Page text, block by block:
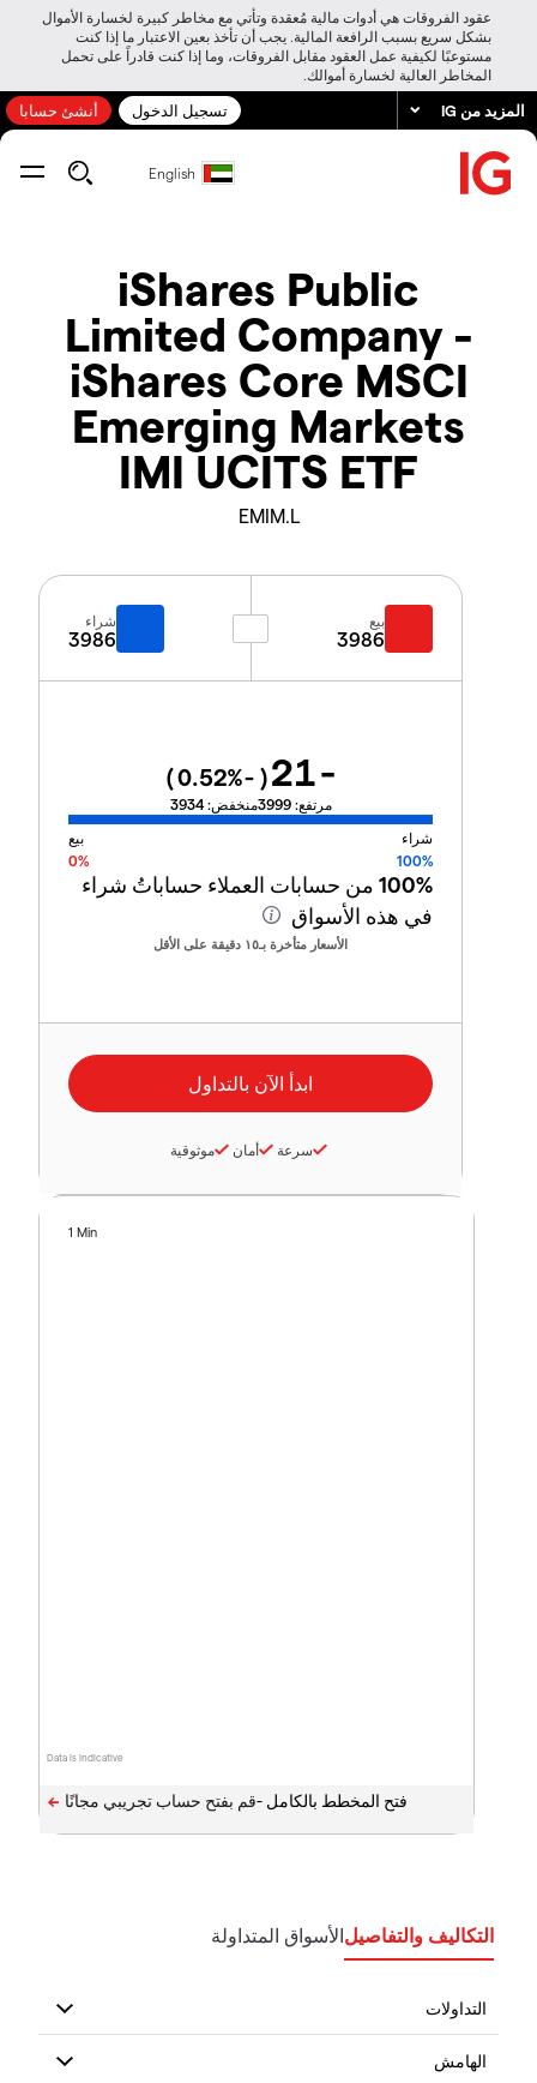
عقود الفروقات هي أدوات مالية مُعقدة وتأتي مع مخاطر كبيرة لخسارة الأموال
بشكل سريع بسبب الرافعة المالية. يجب أن تأخذ بعين الاعتبار ما إذا كنت
مستوعبًا لكيفية عمل العقود مقابل الفروقات، وما إذا كنت قادراً على تحمل
المخاطر العالية لخسارة أموالك.
المزيد من IG تسجيل الدخول أنشئ حسابا
English
iShares Public
Limited Company -
iShares Core MSCI
Emerging Markets
IMI UCITS ETF
EMIM.L
بيع
3986
شراء
3986
-21
(
-0.52
%)
مرتفع:3999منخفض:3934
شراء
بيع
100%
0%
100% من حسابات العملاء حساباتُ شراء
في هذه الأسواق
الأسعار متأخرة بـ١٥ دقيقة على الأقل
سرعة أمان موثوقية
Data is indicative
1 Min
فتح المخطط بالكامل -
التكاليف والتفاصيلالأسواق المتداولة